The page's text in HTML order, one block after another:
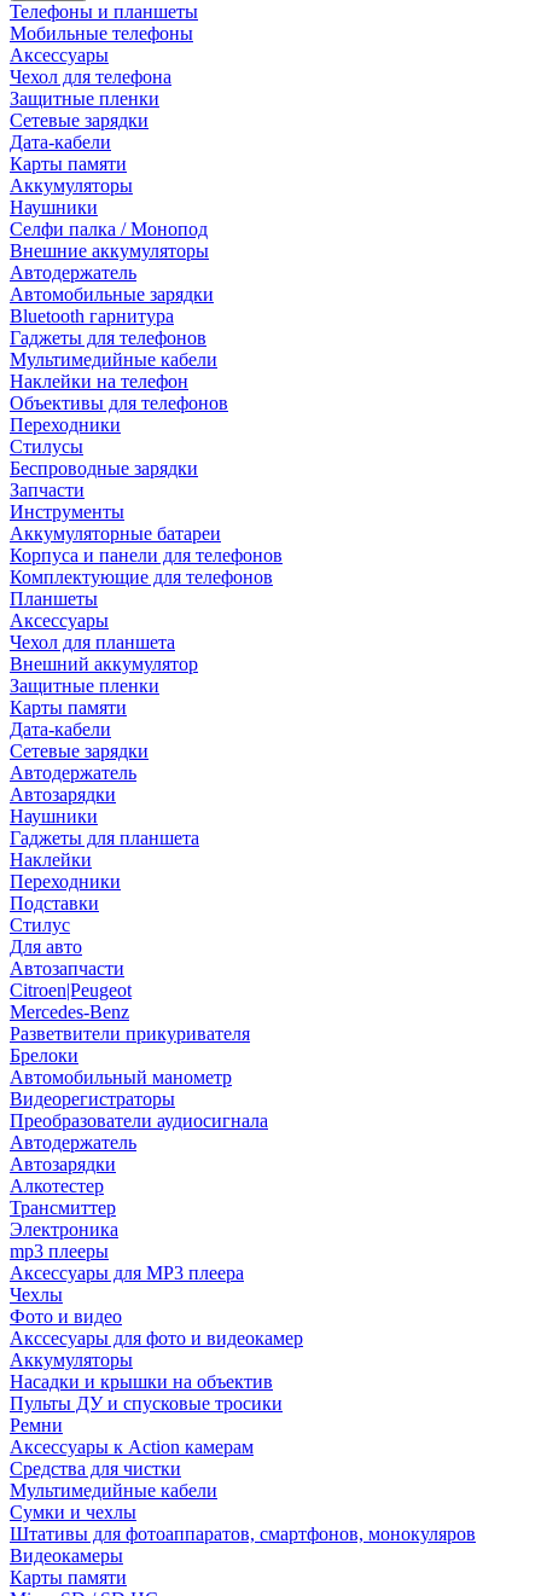
Телефоны и планшеты
Мобильные телефоны
Аксессуары
Чехол для телефона
Защитные пленки
Сетевые зарядки
Дата-кабели
Карты памяти
Аккумуляторы
Наушники
Селфи палка / Монопод
Внешние аккумуляторы
Автодержатель
Автомобильные зарядки
Bluetooth гарнитура
Гаджеты для телефонов
Мультимедийные кабели
Наклейки на телефон
Объективы для телефонов
Переходники
Стилусы
Беспроводные зарядки
Запчасти
Инструменты
Аккумуляторные батареи
Корпуса и панели для телефонов
Комплектующие для телефонов
Планшеты
Аксессуары
Чехол для планшета
Внешний аккумулятор
Защитные пленки
Карты памяти
Дата-кабели
Сетевые зарядки
Автодержатель
Автозарядки
Наушники
Гаджеты для планшета
Наклейки
Переходники
Подставки
Стилус
Для авто
Автозапчасти
Citroen|Peugeot
Mercedes-Benz
Разветвители прикуривателя
Брелоки
Автомобильный манометр
Видеорегистраторы
Преобразователи аудиосигнала
Автодержатель
Автозарядки
Алкотестер
Трансмиттер
Электроника
mp3 плееры
Аксессуары для MP3 плеера
Чехлы
Фото и видео
Акссесуары для фото и видеокамер
Аккумуляторы
Насадки и крышки на объектив
Пульты ДУ и спусковые тросики
Ремни
Аксессуары к Action камерам
Средства для чистки
Мультимедийные кабели
Сумки и чехлы
Штативы для фотоаппаратов, смартфонов, монокуляров
Видеокамеры
Карты памяти